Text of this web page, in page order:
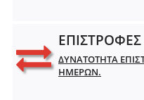
ΕΠΙΣΤΡΟΦΕΣ
ΔΥΝΑΤΟΤΗΤΑ
ΗΜΕΡΩΝ.